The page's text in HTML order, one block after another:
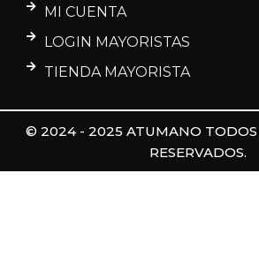
MI CUENTA
LOGIN MAYORISTAS
TIENDA MAYORISTA
© 2024 - 2025 ATUMANO TODOS
RESERVADOS.